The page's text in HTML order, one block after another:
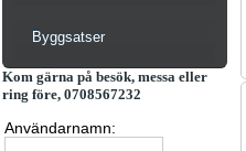
Byggsatser
Kom gärna på besök, messa eller
ring före, 0708567232
Användarnamn: